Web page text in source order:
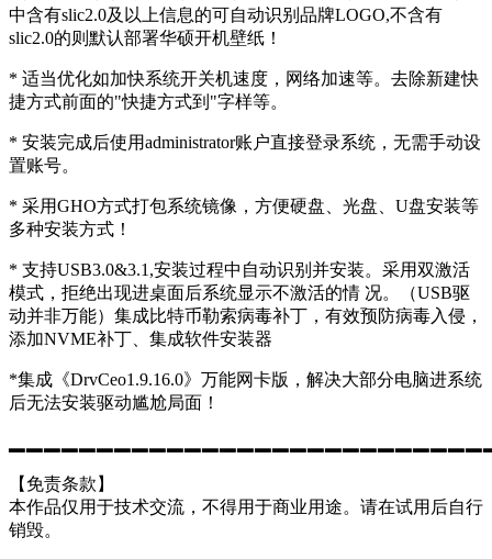
中含有slic2.0及以上信息的可自动识别品牌LOGO,不含有
slic2.0的则默认部署华硕开机壁纸！
* 适当优化如加快系统开关机速度，网络加速等。去除新建快
捷方式前面的"快捷方式到"字样等。
* 安装完成后使用administrator账户直接登录系统，无需手动设
置账号。
* 采用GHO方式打包系统镜像，方便硬盘、光盘、U盘安装等
多种安装方式！
* 支持USB3.0&3.1,安装过程中自动识别并安装。采用双激活
模式，拒绝出现进桌面后系统显示不激活的情 况。（USB驱
动并非万能）集成比特币勒索病毒补丁，有效预防病毒入侵，
添加NVME补丁、集成软件安装器
*集成《DrvCeo1.9.16.0》万能网卡版，解决大部分电脑进系统
后无法安装驱动尴尬局面！
【免责条款】
本作品仅用于技术交流，不得用于商业用途。请在试用后自行
销毁。